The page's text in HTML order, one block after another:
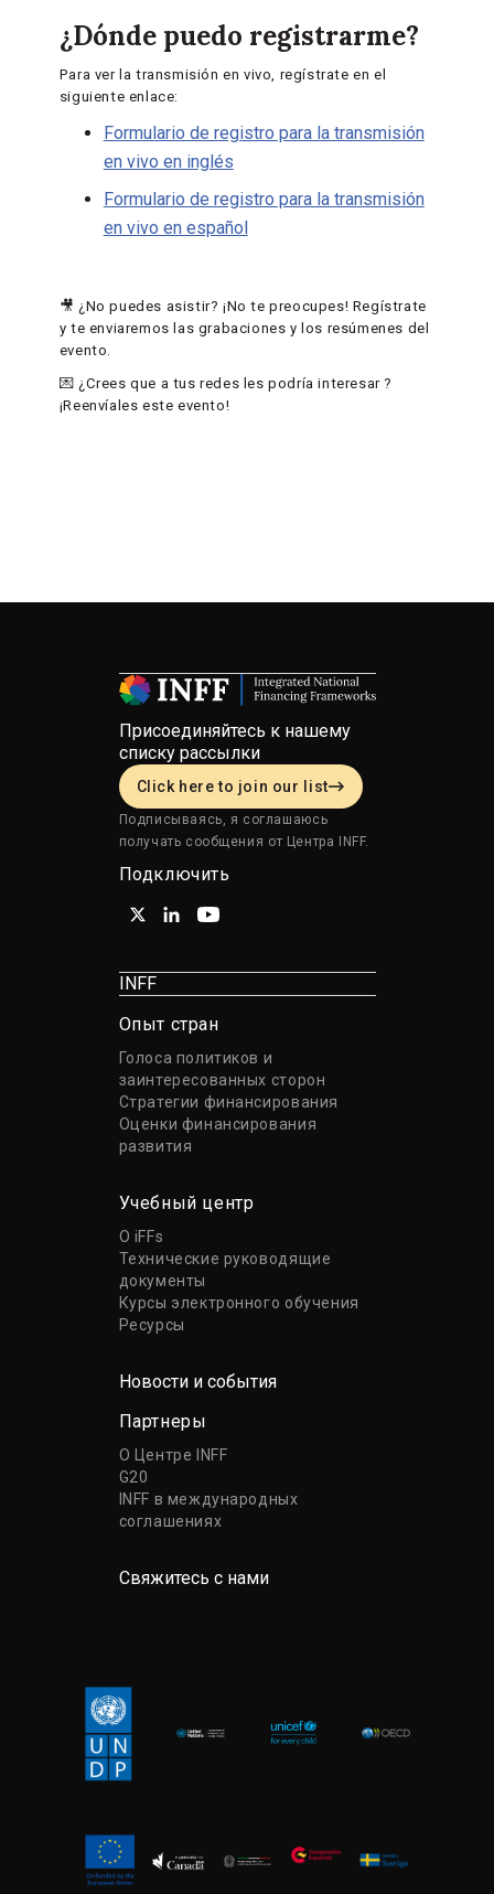
¿Dónde puedo registrarme?
Para ver la transmisión en vivo, regístrate en el
siguiente enlace:
Formulario de registro para la transmisión
en vivo en inglés
Formulario de registro para la transmisión
en vivo en español
🎥 ¿No puedes asistir? ¡No te preocupes! Regístrate
y te enviaremos las grabaciones y los resúmenes del
evento.
💌 ¿Crees que a tus redes les podría interesar ?
¡Reenvíales este evento!
Присоединяйтесь к нашему
списку рассылки
Click here to join our list
Подписываясь, я соглашаюсь
получать сообщения от Центра INFF.
Подключить
INFF
Опыт стран
Голоса политиков и
заинтересованных сторон
Стратегии финансирования
Оценки финансирования
развития
Учебный центр
О iFFs
Технические руководящие
документы
Курсы электронного обучения
Ресурсы
Новости и события
Партнеры
О Центре INFF
G20
INFF в международных
соглашениях
Свяжитесь с нами